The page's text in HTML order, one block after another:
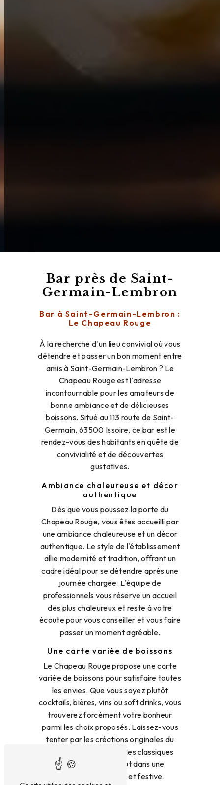
Bar près de Saint-
Germain-Lembron
Bar à Saint-Germain-Lembron :
Le Chapeau Rouge
À la recherche d'un lieu convivial où vous
détendre et passer un bon moment entre
amis à Saint-Germain-Lembron ? Le
Chapeau Rouge est l'adresse
incontournable pour les amateurs de
bonne ambiance et de délicieuses
boissons. Situé au 113 route de Saint-
Germain, 63500 Issoire, ce bar est le
rendez-vous des habitants en quête de
convivialité et de découvertes
gustatives.
Ambiance chaleureuse et décor
authentique
Dès que vous poussez la porte du
Chapeau Rouge, vous êtes accueilli par
une ambiance chaleureuse et un décor
authentique. Le style de l'établissement
allie modernité et tradition, offrant un
cadre idéal pour se détendre après une
journée chargée. L'équipe de
professionnels vous réserve un accueil
des plus chaleureux et reste à votre
écoute pour vous conseiller et vous faire
passer un moment agréable.
Une carte variée de boissons
Le Chapeau Rouge propose une carte
variée de boissons pour satisfaire toutes
les envies. Que vous soyez plutôt
cocktails, bières, vins ou soft drinks, vous
trouverez forcément votre bonheur
parmi les choix proposés. Laissez-vous
tenter par les créations originales du
barman ou optez pour les classiques
indémodables, le tout dans une
ambiance conviviale et festive.